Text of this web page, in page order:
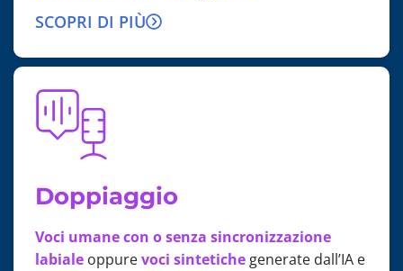
SCOPRI DI PIÙ
Doppiaggio
Voci umane con o senza sincronizzazione
labiale oppurevoci sintetiche generate dall’IA e